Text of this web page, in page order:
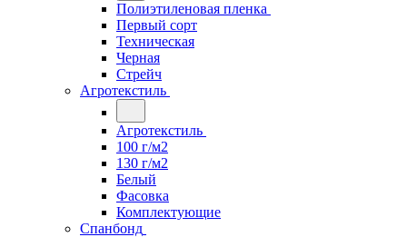
Полиэтиленовая пленка
Первый сорт
Техническая
Черная
Стрейч
Агротекстиль
Агротекстиль
100 г/м2
130 г/м2
Белый
Фасовка
Комплектующие
Спанбонд